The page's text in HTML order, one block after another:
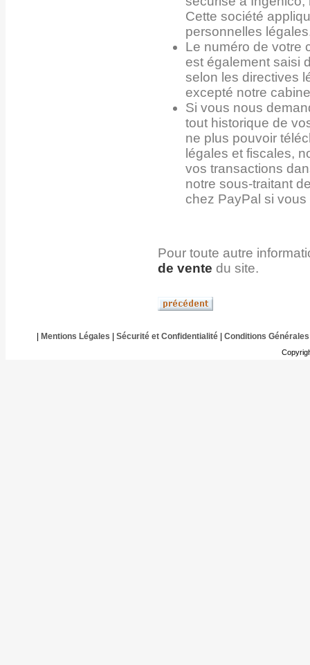
Cette société
personnelles
Le numéro de votre
est également saisi
selon les directives
excepté notre
Si vous nous
tout historique de
ne plus pouvoir
légales et fiscales,
vos transactions
notre sous-traitant
chez PayPal si
Pour toute autre
de vente du site.
Mentions Légales Sécurité et Confidentialité| Conditions Générales